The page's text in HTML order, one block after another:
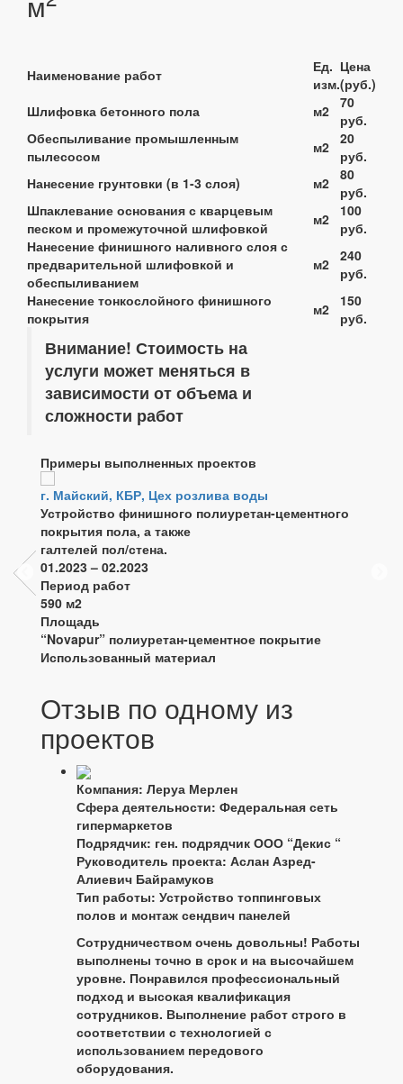
Наименование работ
Ед.
изм.
Цена
(руб.)
Шлифовка бетонного пола
м2 70
руб.
Обеспыливание промышленным
пылесосом
м2 20
руб.
Нанесение грунтовки (в 1-3 слоя)
м2 80
руб.
Шпаклевание основания с кварцевым
песком и промежуточной шлифовкой
м2
100
руб.
Нанесение финишного наливного слоя с
предварительной шлифовкой и
обеспыливанием
м2 240
руб.
Нанесение тонкослойного финишного
покрытия
м2
150
руб.
Внимание! Стоимость на
услуги может меняться в
зависимости от объема и
сложности работ
Примеры выполненных проектов
г. Майский, КБР, Цех розлива воды
Устройство финишного полиуретан-цементного
покрытия пола, а также
галтелей пол/стена.
01.2023 – 02.2023
Период работ
590 м2
Площадь
“Novapur” полиуретан-цементное покрытие
Использованный материал
Отзыв по одному из
проектов
Компания: Леруа Мерлен
Сфера деятельности: Федеральная сеть
гипермаркетов
Подрядчик: ген. подрядчик ООО “Декис “
Руководитель проекта: Аслан Азред-
Алиевич Байрамуков
Тип работы: Устройство топпинговых
полов и монтаж сендвич панелей
Сотрудничеством очень довольны! Работы
выполнены точно в срок и на высочайшем
уровне. Понравился профессиональный
подход и высокая квалификация
сотрудников. Выполнение работ строго в
соответствии с технологией с
использованием передового
оборудования.